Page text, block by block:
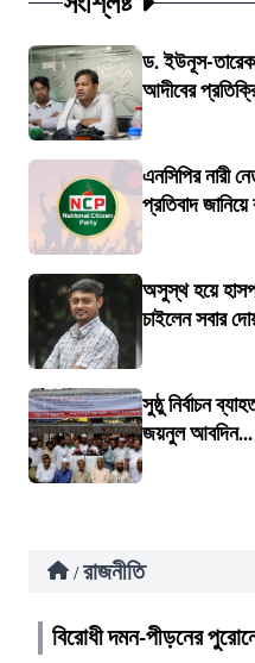
ড. ইউনূস-তারেক
আদীবের
এনসিপির নারী
প্রতিবাদ
অসুস্থ হয়ে
চাইলেন সবার
সুষ্ঠু নির্বাচন
জয়নুল আবদিন...
/ রাজনীতি
বিরোধী দমন-পীড়নের